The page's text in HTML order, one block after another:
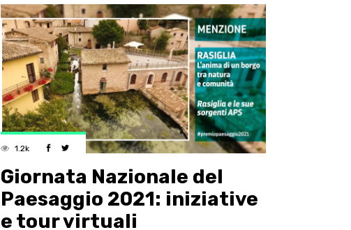
1.2k
Giornata Nazionale del
Paesaggio 2021: iniziative
e tour virtuali